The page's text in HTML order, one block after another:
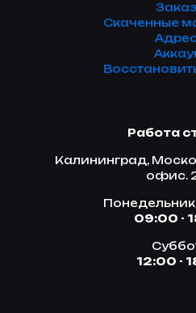
Скаченные
Работа
Калининград,
офис.
09:00 -
12:00 -